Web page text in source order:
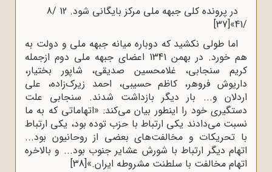
در پرونده کلی جبهه ملی مرکز بایگانی شود. 12 /8
/41»
[37]
اما طولی نکشید که دوباره میانه جبهه ملی و دولت به
هم خورد. در بهمن 1341 اعضای جبهه ملی دوم ازجمله
کریم سنجابی، غلامحسین صدیقی، شاپور بختیار،
داریوش فروهر، کاظم حسیبی، احمد زیرک‌‌زاده، علی
اردلان و... بار دیگر بازداشت شدند. سنجابی علت
دستگیری خود را اینطور بیان می‌کند: «اتهاماتی که به ما
نسبت می‌‌دادند یکی ارتباط با حزب توده بود، یکی ارتباط
با تحریکات و مخالفت‌‌های بعضی از روحانیون بود...
اتهام دیگر ارتباط با شورش عشایر جنوب بود... و بالاخره
اتهام مخالفت با سلطنت مشروطه ایران.»[38]